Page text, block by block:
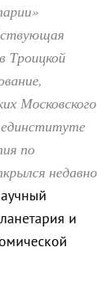
Троицкой
Московского
по
недавно
и